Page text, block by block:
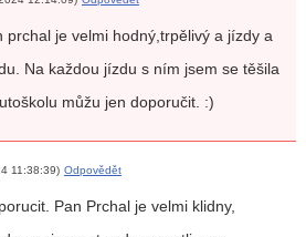
prchal je velmi hodný,trpělivý a jízdy a
Na každou jízdu s ním jsem se těšila
můžu jen doporučit. :)
11:38:39) Odpovědět
Pan Prchal je velmi klidny,